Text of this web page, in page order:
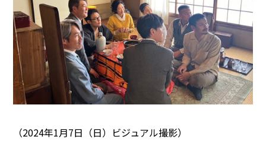
（2024年1月7日（日）ビジュアル撮影）